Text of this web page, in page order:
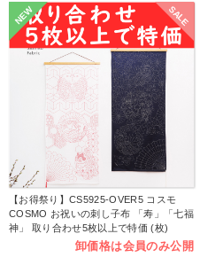
SALE
NEW
【お得祭り】CS5925-OVER5 コスモ
COSMO お祝いの刺し子布 「寿」「七福
神」 取り合わせ5枚以上で特価 (枚)
卸価格は会員のみ公開